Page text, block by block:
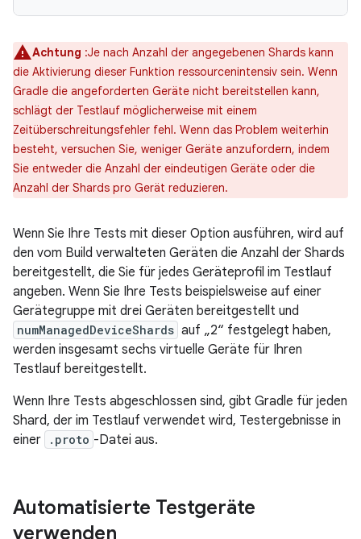
Achtung :Je nach Anzahl der angegebenen Shards kann
die Aktivierung dieser Funktion ressourcenintensiv sein. Wenn
Gradle die angeforderten Geräte nicht bereitstellen kann,
schlägt der Testlauf möglicherweise mit einem
Zeitüberschreitungsfehler fehl. Wenn das Problem weiterhin
besteht, versuchen Sie, weniger Geräte anzufordern, indem
Sie entweder die Anzahl der eindeutigen Geräte oder die
Anzahl der Shards pro Gerät reduzieren.
Wenn Sie Ihre Tests mit dieser Option ausführen, wird auf
den vom Build verwalteten Geräten die Anzahl der Shards
bereitgestellt, die Sie für jedes Geräteprofil im Testlauf
angeben. Wenn Sie Ihre Tests beispielsweise auf einer
Gerätegruppe mit drei Geräten bereitgestellt und
numManagedDeviceShards auf „2“ festgelegt haben,
werden insgesamt sechs virtuelle Geräte für Ihren
Testlauf bereitgestellt.
Wenn Ihre Tests abgeschlossen sind, gibt Gradle für jeden
Shard, der im Testlauf verwendet wird, Testergebnisse in
einer
.proto -Datei aus.
Automatisierte Testgeräte
verwenden